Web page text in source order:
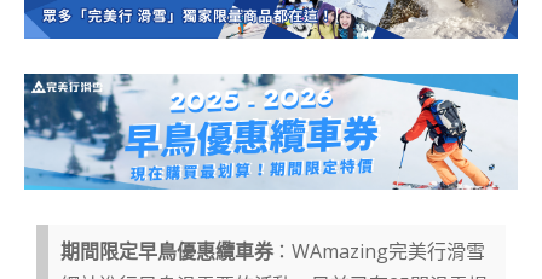
期間限定早鳥優惠纜車券：WAmazing完美行滑雪